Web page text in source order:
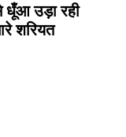
धूँआ उड़ा रही
शरियत